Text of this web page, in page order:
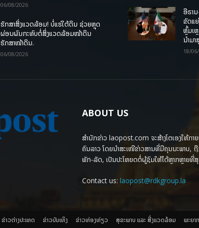
06/08/2026
ຮັກສາສິ່ງແວດລ້ອມ! ບໍ່ແຮ່ໃຕ້ດິນ ຊ່ວຍຫຼຸດ
ຜ່ອນຜົນກະທົບຕໍ່ສິ່ງແວດລ້ອມໜ້າດິນ
ຮັກສາໜ້າດິນ.
06/08/2026
ອີຣາ
ຂັດແ
ຫຼົ້ມເ
ນໍາມ
18/
ABOUT US
ສຳນັກຂ່າວ laopost.com ຈະສ້າງໂຕເອງໃຫ້ກ
ຄົນລາວ ໂດຍນຳສະເໜີຂ່າວສານທີ່ມີຄຸນນະພາບ, ຖື
ພັກ-ລັດ, ເປັນປະໂຫຍດຕໍ່ຜູ້ຊົມໃຫ້ໄດ້ຫຼາກຫຼາຍທີ່
Contact us: laopost@rdkgroup.la
ຂ່າວຕ່າງປະເທດ ​ຂ່າວບັນເທິງ ​ຂ່າວທ່ອງທ່ຽວ ສຸຂະພາບ ແລະ ສີ່ງແວດລ້ອມ ພະຍາ